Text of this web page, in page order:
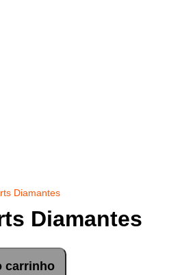
Diamantes
Diamantes
carrinho